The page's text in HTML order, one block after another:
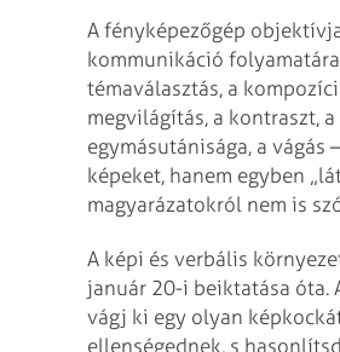
A fényképezőgép
kommunikáció
témaválasztás, a
megvilágítás, a kontraszt,
egymásutánisága, a
képeket, hanem egyben
magyarázatokról nem is
A képi és verbális
január 20-i beiktatása óta.
vágj ki egy olyan
ellenségednek, s